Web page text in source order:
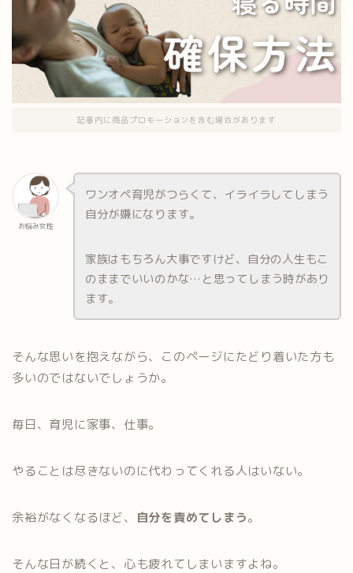
記事内に商品プロモーションを含む場合があります
お悩み女性
ワンオペ育児がつらくて、イライラしてしまう
自分が嫌になります。
家族はもちろん大事ですけど、自分の人生もこ
のままでいいのかな…と思ってしまう時があり
ます。
そんな思いを抱えながら、このページにたどり着いた方も
多いのではないでしょうか。
毎日、育児に家事、仕事。
やることは尽きないのに代わってくれる人はいない。
余裕がなくなるほど、 自分を責めてしまう。
そんな日が続くと、心も疲れてしまいますよね。